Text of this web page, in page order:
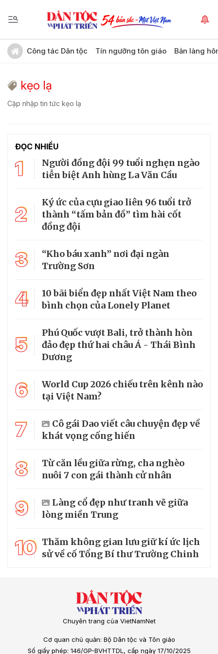
Công tác Dân tộc Tín ngưỡng tôn giáo Bản làng
kẹo lạ
Cập nhập tin tức kẹo lạ
ĐỌC NHIỀU
1
Người đồng đội 99 tuổi nghẹn ngào
tiễn biệt Anh hùng La Văn Cầu
2
Ký ức của cựu giao liên 96 tuổi trở
thành “tấm bản đồ” tìm hài cốt
đồng đội
3
“Kho báu xanh” nơi đại ngàn
Trường Sơn
4
10 bãi biển đẹp nhất Việt Nam theo
bình chọn của Lonely Planet
5
Phú Quốc vượt Bali, trở thành hòn
đảo đẹp thứ hai châu Á - Thái Bình
Dương
6
World Cup 2026 chiếu trên kênh nào
tại Việt Nam?
7
Cô gái Dao viết câu chuyện đẹp về
khát vọng cống hiến
8
Từ căn lều giữa rừng, cha nghèo
nuôi 7 con gái thành cử nhân
9
Làng cổ đẹp như tranh vẽ giữa
lòng miền Trung
10 Thăm không gian lưu giữ kí ức lịch
sử về cố Tổng Bí thư Trường Chinh
Chuyên trang của VietNamNet
Cơ quan chủ quản: Bộ Dân tộc và Tôn giáo
Số giấy phép: 146/GP-BVHTTDL, cấp ngày 17/10/2025